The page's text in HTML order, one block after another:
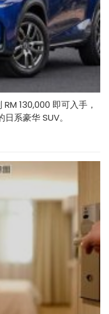
130,000 即可入手，
系豪华 SUV。